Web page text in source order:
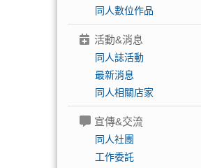
同人數位作品
活動&消息
同人誌活動
最新消息
同人相關店家
宣傳&交流
同人社團
工作委託